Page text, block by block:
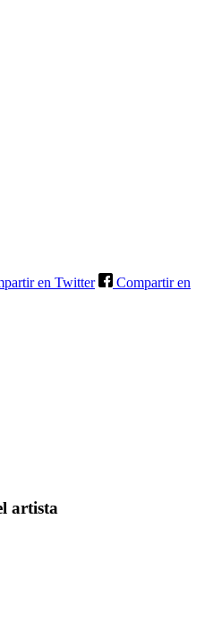
en Twitter
Compartir en
artista